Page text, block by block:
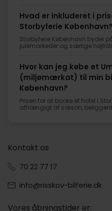
Hvad er inkluderet i
Storbyferie København?
Storbyferie København byder
julemarkeder og særlige
Hvor kan jeg købe et
(miljømærkat) til min
København?
Prisen for at booke et hotel i
afhængigt af sæson,
Kontakt os
70 22 77 17
info@risskov-bilferie.dk
Vores åbningstider er: